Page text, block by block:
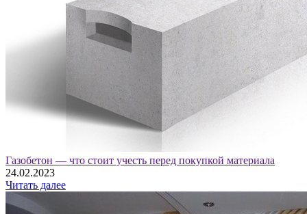
Газобетон — что стоит учесть перед покупкой материала
24.02.2023
Читать далее